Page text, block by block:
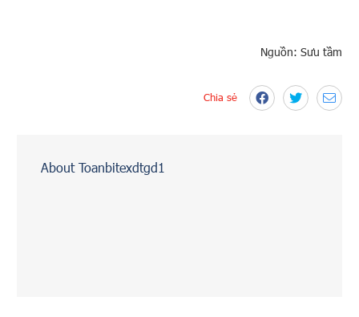
Nguồn: Sưu tầm
Chia sẻ
About Toanbitexdtgd1